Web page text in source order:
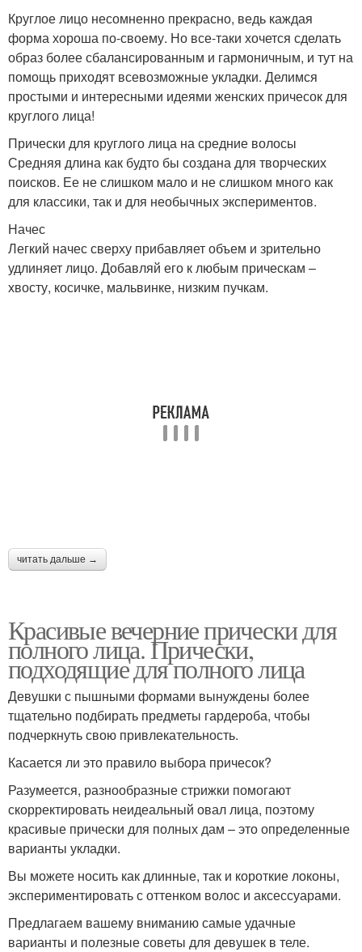
Круглое лицо несомненно прекрасно, ведь каждая
форма хороша по-своему. Но все-таки хочется сделать
образ более сбалансированным и гармоничным, и тут на
помощь приходят всевозможные укладки. Делимся
простыми и интересными идеями женских причесок для
круглого лица!
Прически для круглого лица на средние волосы
Средняя длина как будто бы создана для творческих
поисков. Ее не слишком мало и не слишком много как
для классики, так и для необычных экспериментов.
Начес
Легкий начес сверху прибавляет объем и зрительно
удлиняет лицо. Добавляй его к любым прическам –
хвосту, косичке, мальвинке, низким пучкам.
читать дальше →
Красивые вечерние прически для
полного лица. Прически,
подходящие для полного лица
Девушки с пышными формами вынуждены более
тщательно подбирать предметы гардероба, чтобы
подчеркнуть свою привлекательность.
Касается ли это правило выбора причесок?
Разумеется, разнообразные стрижки помогают
скорректировать неидеальный овал лица, поэтому
красивые прически для полных дам – это определенные
варианты укладки.
Вы можете носить как длинные, так и короткие локоны,
экспериментировать с оттенком волос и аксессуарами.
Предлагаем вашему вниманию самые удачные
варианты и полезные советы для девушек в теле.